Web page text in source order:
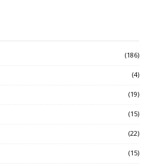
(186)
(4)
(19)
(15)
(22)
(15)